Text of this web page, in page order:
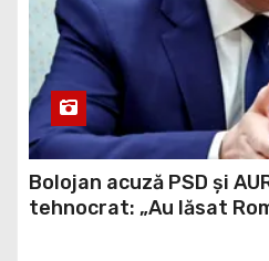
Bolojan acuză PSD și
tehnocrat: „Au lăsat